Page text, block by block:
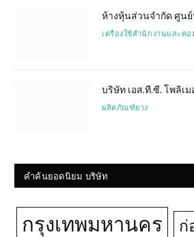
ห้างหุ้นส่วนจำกัด ศูน
เครื่องใช้สำนักงานและคอ
บริษัท เอส.ที.ซี. โพลิเม
ผลิตภัณฑ์ยาง
คำค้นยอดนิยม บริษัท
กรุงเทพมหานคร ก่